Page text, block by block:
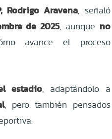
Aravena, señaló
de 2025, aunque no
avance el proceso
estadio, adaptándolo a
, pero también pensados